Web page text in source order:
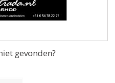
gevonden?